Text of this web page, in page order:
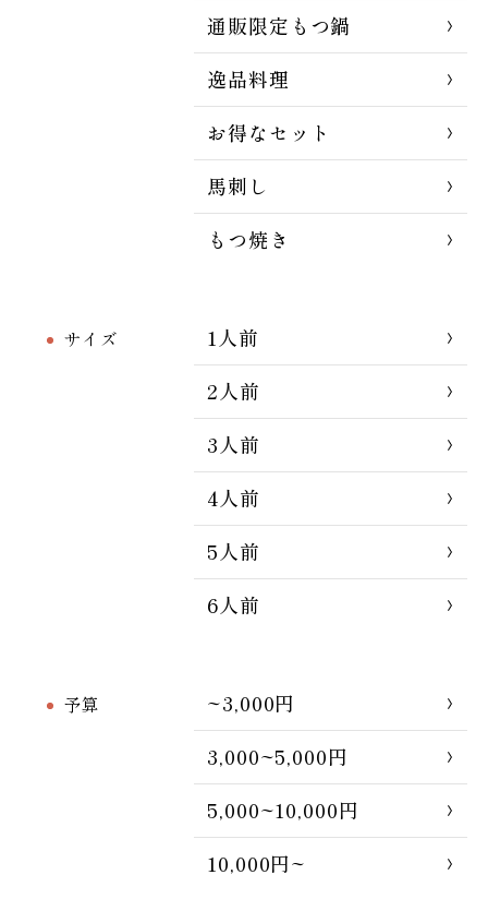
通販限定もつ鍋
逸品料理
お得なセット
馬刺し
もつ焼き
サイズ
1人前
2人前
3人前
4人前
5人前
6人前
予算
~3,000円
3,000~5,000円
5,000~10,000円
10,000円~